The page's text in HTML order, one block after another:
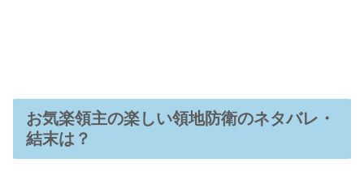
お気楽領主の楽しい領地防衛のネタバレ・
結末は？